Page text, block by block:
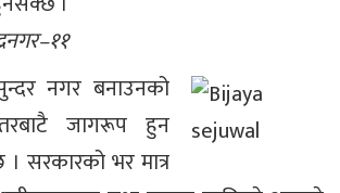
नगर बनाउनको
जागरूप हुन
सरकारको भर मात्र